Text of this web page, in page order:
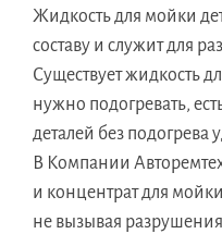
Жидкость для мойки
составу и служит для
Существует жидкость
нужно подогревать,
деталей без подогрева
В Компании
и концентрат для
не вызывая